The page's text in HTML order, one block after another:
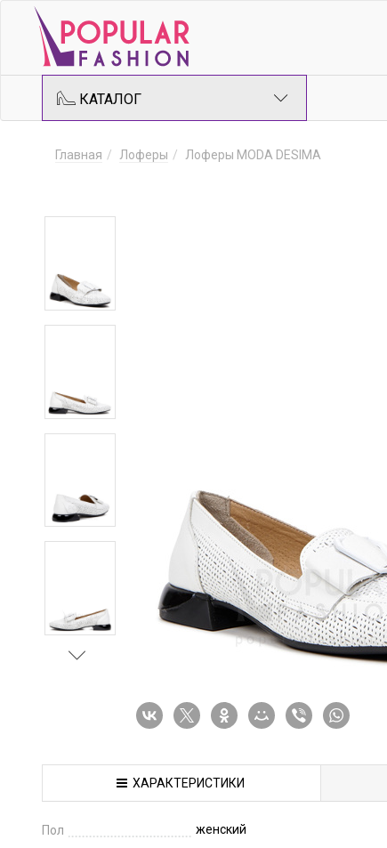
КАТАЛОГ
Главная Лоферы Лоферы MODA DESIMA
ХАРАКТЕРИСТИКИ
Пол женский